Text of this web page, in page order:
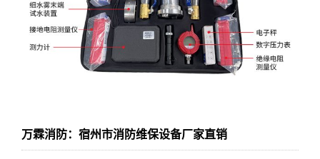
万霖消防：宿州市消防维保设备厂家直销